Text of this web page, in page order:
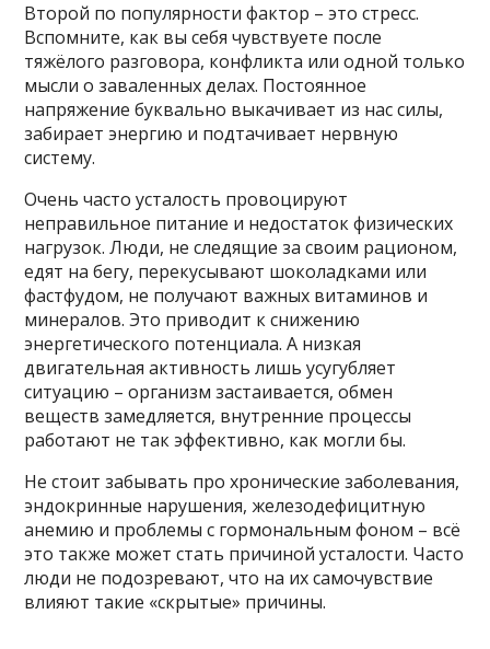
Второй по популярности фактор – это стресс.
Вспомните, как вы себя чувствуете после
тяжёлого разговора, конфликта или одной только
мысли о заваленных делах. Постоянное
напряжение буквально выкачивает из нас силы,
забирает энергию и подтачивает нервную
систему.
Очень часто усталость провоцируют
неправильное питание и недостаток физических
нагрузок. Люди, не следящие за своим рационом,
едят на бегу, перекусывают шоколадками или
фастфудом, не получают важных витаминов и
минералов. Это приводит к снижению
энергетического потенциала. А низкая
двигательная активность лишь усугубляет
ситуацию – организм застаивается, обмен
веществ замедляется, внутренние процессы
работают не так эффективно, как могли бы.
Не стоит забывать про хронические заболевания,
эндокринные нарушения, железодефицитную
анемию и проблемы с гормональным фоном – всё
это также может стать причиной усталости. Часто
люди не подозревают, что на их самочувствие
влияют такие «скрытые» причины.